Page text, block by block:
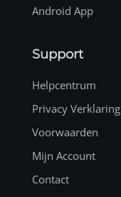
Android App
Support
Helpcentrum
Privacy Verklaring
Voorwaarden
Mijn Account
Contact